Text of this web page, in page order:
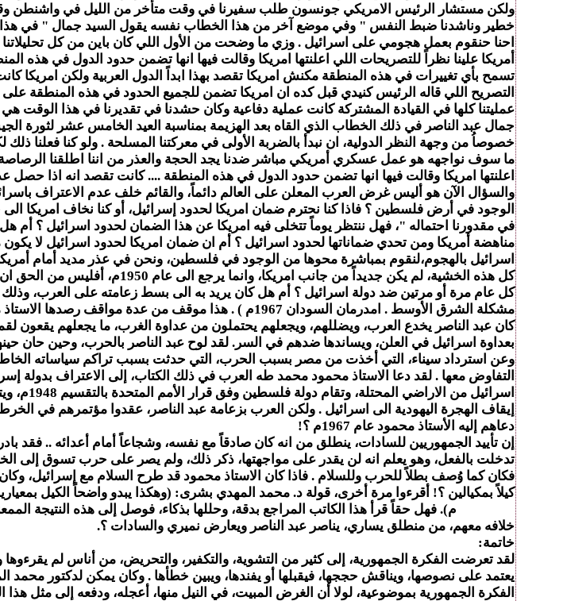
ولكن مستشار الرئيس الامريكي جونسون طلب سفيرنا في وقت متأخر من الليل في واشنطن
خطير وناشدنا ضبط النفس " وفي موضع آخر من هذا الخطاب نفسه يقول السيد جمال " في هذا
احنا حنقوم بعمل هجومي على اسرائيل . وزي ما وضحت من الأول اللي كان باين من كل
أمريكا علينا نظراً للتصريحات اللي اعلنتها امريكا وقالت فيها انها تضمن حدود الدول في هذه
تسمح بأي تغييرات في هذه المنطقة مكنش امريكا تقصد بهذا ابداً الدول العربية ولكن امريكا
التصريح اللي قاله الرئيس كنيدي قبل كده ان امريكا تضمن للجميع الحدود في هذه
عمليتنا كلها في القيادة المشتركة كانت عملية دفاعية وكان حشدنا في تقديرنا في هذا الوقت
جمال عبد الناصر في ذلك الخطاب الذي القاه بعد الهزيمة بمناسبة العيد الخامس عشر لثورة
خصوصاُ من وجهة النظر الدولية، ان نبدأ بالضربة الأولى في معركتنا المسلحة . ولو كنا فعلنا
ما سوف نواجهه هو عمل عسكري أمريكي مباشر ضدنا يجد الحجة والعذر من اننا اطلقنا
اعلنتها امريكا وقالت فيها انها تضمن حدود الدول في هذه المنطقة .... كانت تقصد انه اذا حصل
والسؤال الآن هو أليس غرض العرب المعلن على العالم دائماً، والقائم خلف عدم الاعتراف
الوجود في أرض فلسطين ؟ فاذا كنا نحترم ضمان امريكا لحدود إسرائيل، أو كنا نخاف امريكا
في مقدورنا احتماله "، فهل ننتظر يوماً تتخلى فيه امريكا عن هذا الضمان لحدود اسرائيل ؟ أم هل
مناهضة أمريكا ومن تحدي ضماناتها لحدود اسرائيل ؟ أم ان ضمان امريكا لحدود اسرائيل لا يكون
اسرائيل بالهجوم،لنقوم بمباشرة محوها من الوجود في فلسطين، ونحن في عذر مديد أمام
كل هذه الخشية، لم يكن جديداً من
كل عام مرة أو مرتين ضد دولة اسرائيل ؟ أم هل كان يريد به الى بسط زعامته على العرب،
مشكلة الشرق الأوسط . امدرمان السودان 1967م ) .
هذا موقف من عدة مواقف رصدها الاستاذ
كان عبد الناصر يخدع العرب، ويضللهم، ويجعلهم يحتملون من عداوة الغرب، ما يجعلهم يقعون
بعداوة اسرائيل في العلن، ويساندها ضدهم في السر. لقد لوح عبد الناصر بالحرب، وحين حان
وعن استرداد سيناء، التي أخذت من مصر بسبب الحرب، التي حدثت بسبب تراكم سياساته
التفاوض معها . لقد دعا الاستاذ محمود محمد طه العرب في ذلك الكتاب، إلى الاعتراف بدولة
اسرائيل
إيقاف الهجرة اليهودية الى اسرائيل . ولكن العرب بزعامة عبد الناصر، عقدوا مؤتمرهم في
دعاهم إليه الأستاذ محمود عام 1967م ؟!
تدخلت بالفعل، وهو يعلم انه لن يقدر على مواجهتها، ذكر ذلك، ولم يصر على حرب تسوق إلى
فكان كما وُصف بطلاً للحرب وللسلام . فاذا كان الاستاذ محمود قد طرح السلام مع إسرائيل، وكان
كيلاً بمكيالين ؟! أقرءوا مرة أخرى، قولة د. محمد المهدي بشرى: (وهكذا يبدو واضحاً الكيل
. فهل حقاً قرأ هذا الكاتب المراجع بدقة، وحللها بذكاء، فوصل إلى هذه النتيجة
خلافه معهم، من منطلق يساري، يناصر عبد الناصر ويعارض نميري والسادات ؟.
خاتمة:
لقد تعرضت الفكرة الجمهورية، إلى كثير من التشوية، والتكفير، والتحريض، من أناس لم
يعتمد على نصوصها، ويناقش حججها، فيقبلها أو يفندها، ويبين خطأها . وكان يمكن لدكتور
الفكرة الجمهورية بموضوعية، لولا أن الغرض المبيت، في النيل منها، أعجله، ودفعه إلى مثل هذا